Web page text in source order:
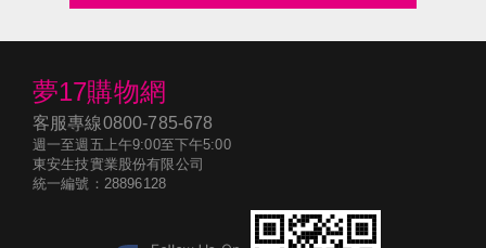
夢17購物網
客服專線0800-785-678
週一至週五上午9:00至下午5:00
東安生技實業股份有限公司
統一編號：28896128